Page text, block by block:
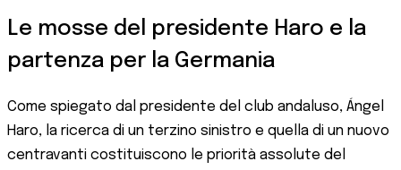
Le mosse del presidente Haro e la
partenza per la Germania
Come spiegato dal presidente del club andaluso, Ángel
Haro, la ricerca di un terzino sinistro e quella di un nuovo
centravanti costituiscono le priorità assolute del